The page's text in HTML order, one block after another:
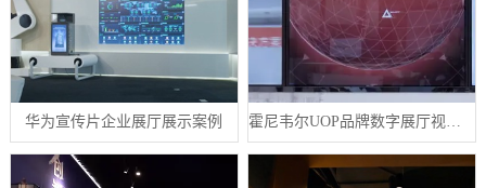
华为宣传片企业展厅展示案例